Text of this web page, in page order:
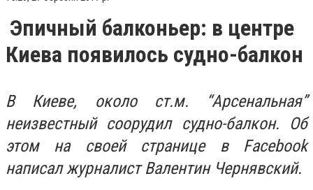
Эпичный балконьер: в центре
Киева появилось судно-балкон
В Киеве, около ст.м. “Арсенальная”
неизвестный соорудил судно-балкон. Об
этом на своей странице в Facebook
написал журналист Валентин Чернявский.